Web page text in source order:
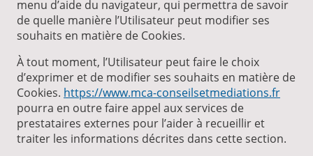
menu d’aide du navigateur, qui permettra de savoir
de quelle manière l’Utilisateur peut modifier ses
souhaits en matière de Cookies.
À tout moment, l’Utilisateur peut faire le choix
d’exprimer et de modifier ses souhaits en matière de
Cookies. https://www.mca-conseilsetmediations.fr
pourra en outre faire appel aux services de
prestataires externes pour l’aider à recueillir et
traiter les informations décrites dans cette section.